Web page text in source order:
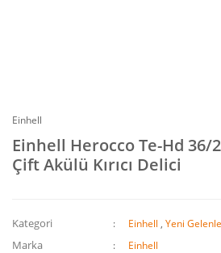
Einhell
Einhell Herocco Te-Hd 36/
Çift Akülü Kırıcı Delici
Kategori Einhell ,Yeni
Marka Einhell